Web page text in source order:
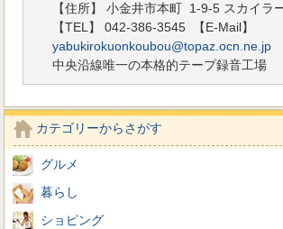
【住所】 小金井市本町 1-9-5 スカイラ
【TEL】 042-386-3545
【E-Mail】
yabukirokuonkoubou@topaz.ocn.ne.jp
中央沿線唯一の本格的テープ録音工場
カテゴリーからさがす
グルメ
暮らし
ショピング